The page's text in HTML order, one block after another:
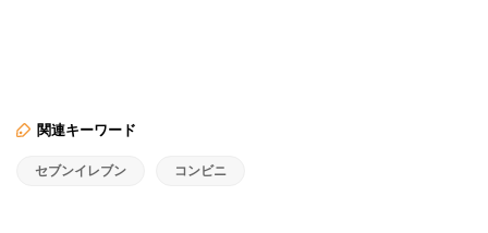
関連キーワード
セブンイレブン コンビニ